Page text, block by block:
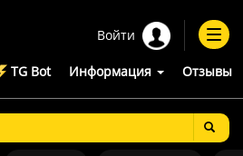
Войти
TG Bot Информация Отзывы